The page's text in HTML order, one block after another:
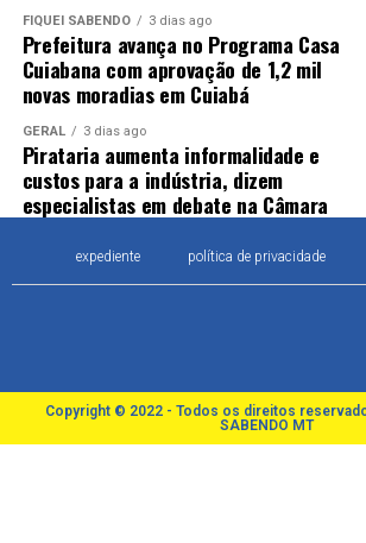
FIQUEI SABENDO 3 dias ago
Prefeitura avança no Programa Casa
Cuiabana com aprovação de 1,2 mil
novas moradias em Cuiabá
GERAL 3 dias ago
Pirataria aumenta informalidade e
custos para a indústria, dizem
especialistas em debate na Câmara
expediente política de privacidade
Copyright © 2022 - Todos os direitos
SABENDO MT